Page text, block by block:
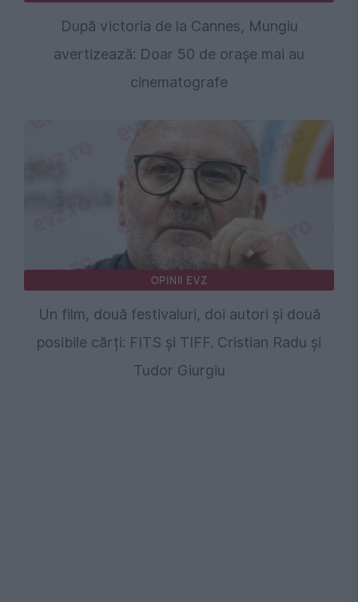
După victoria de la Cannes, Mungiu
avertizează: Doar 50 de orașe mai au
cinematografe
OPINII EVZ
Un film, două festivaluri, doi autori și două
posibile cărți: FITS și TIFF. Cristian Radu și
Tudor Giurgiu